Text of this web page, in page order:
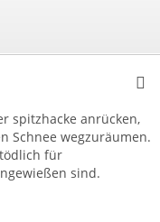
spitzhacke anrücken,
Schnee wegzuräumen.
für
sind.